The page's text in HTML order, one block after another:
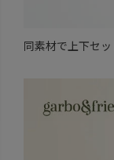
同素材で上下セ